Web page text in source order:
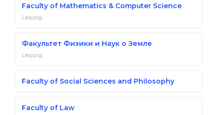
Faculty of Mathematics & Computer Science
Leipzig
Факультет Физики и Наук о Земле
Leipzig
Faculty of Social Sciences and Philosophy
Faculty of Law